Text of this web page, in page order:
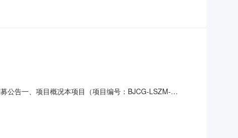
公告一、项目概况本项目（项目编号：BJCG-LSZM-
应商”身份登录进行招募报名，报名流程如下：1.登录